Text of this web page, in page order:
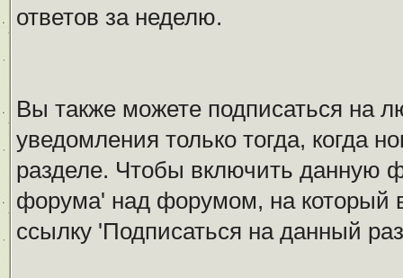
ответов за неделю.
Вы также можете подписаться на
уведомления только тогда, когда
разделе. Чтобы включить данную
форума' над форумом, на который
ссылку 'Подписаться на данный